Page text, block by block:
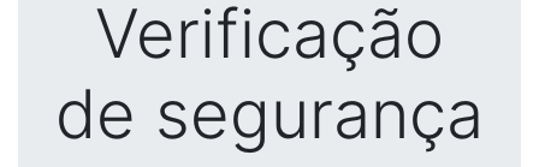
Verificação
de segurança